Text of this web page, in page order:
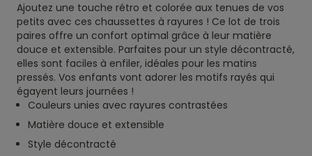
Ajoutez une touche rétro et colorée aux tenues de vos
petits avec ces chaussettes à rayures ! Ce lot de trois
paires offre un confort optimal grâce à leur matière
douce et extensible. Parfaites pour un style décontracté,
elles sont faciles à enfiler, idéales pour les matins
pressés. Vos enfants vont adorer les motifs rayés qui
égayent leurs journées !
Couleurs unies avec rayures contrastées
Matière douce et extensible
Style décontracté